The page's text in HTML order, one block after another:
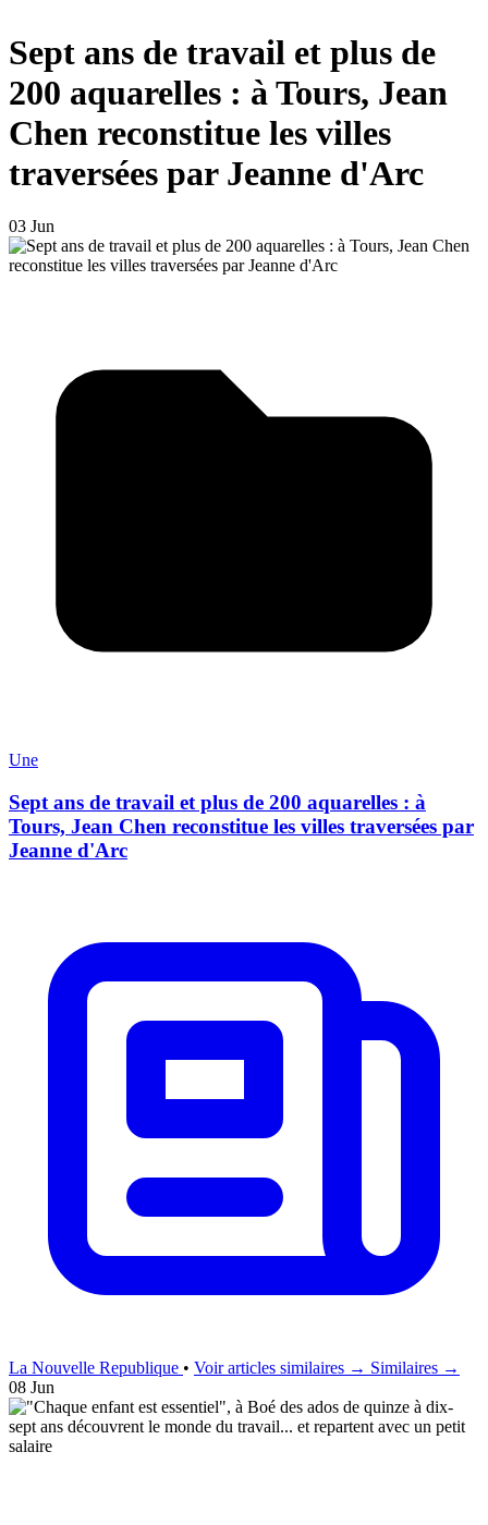
Sept ans de travail et plus de
200 aquarelles : à Tours, Jean
Chen reconstitue les villes
traversées par Jeanne d'Arc
03 Jun
Une
Sept ans de travail et plus de 200 aquarelles : à
Tours, Jean Chen reconstitue les villes traversées par
Jeanne d'Arc
La Nouvelle Republique • Voir articles similaires → Similaires →
08 Jun